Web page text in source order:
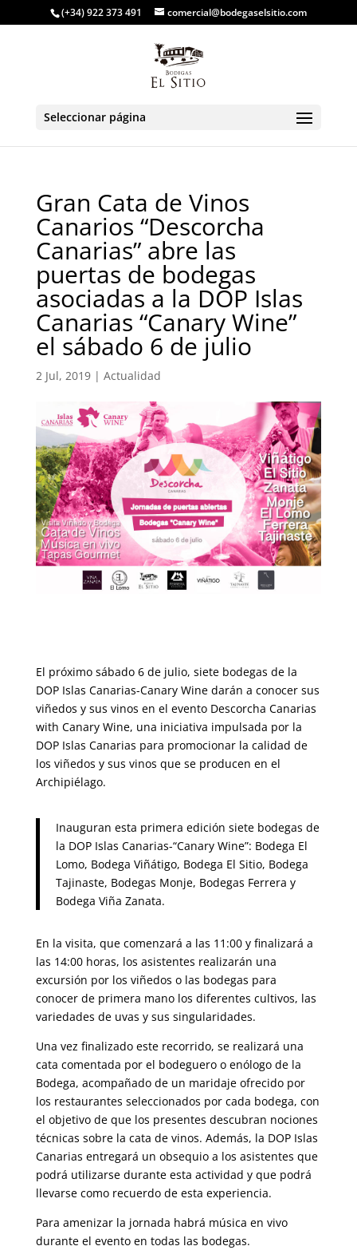
(+34) 922 373 491 comercial@bodegaselsitio.com
Seleccionar página
Gran Cata de Vinos
Canarios “Descorcha
Canarias” abre las
puertas de bodegas
asociadas a la DOP Islas
Canarias “Canary Wine”
el sábado 6 de julio
2 Jul, 2019| Actualidad
El próximo sábado 6 de julio, siete bodegas de la
DOP Islas Canarias-Canary Wine darán a conocer sus
viñedos y sus vinos en el evento Descorcha Canarias
with Canary Wine, una iniciativa impulsada por la
DOP Islas Canarias para promocionar la calidad de
los viñedos y sus vinos que se producen en el
Archipiélago.
Inauguran esta primera edición siete bodegas de
la DOP Islas Canarias-“Canary Wine”: Bodega El
Lomo, Bodega Viñátigo, Bodega El Sitio, Bodega
Tajinaste, Bodegas Monje, Bodegas Ferrera y
Bodega Viña Zanata.
En la visita, que comenzará a las 11:00 y finalizará a
las 14:00 horas, los asistentes realizarán una
excursión por los viñedos o las bodegas para
conocer de primera mano los diferentes cultivos, las
variedades de uvas y sus singularidades.
Una vez finalizado este recorrido, se realizará una
cata comentada por el bodeguero o enólogo de la
Bodega, acompañado de un maridaje ofrecido por
los restaurantes seleccionados por cada bodega, con
el objetivo de que los presentes descubran nociones
técnicas sobre la cata de vinos. Además, la DOP Islas
Canarias entregará un obsequio a los asistentes que
podrá utilizarse durante esta actividad y que podrá
llevarse como recuerdo de esta experiencia.
Para amenizar la jornada habrá música en vivo
durante el evento en todas las bodegas.